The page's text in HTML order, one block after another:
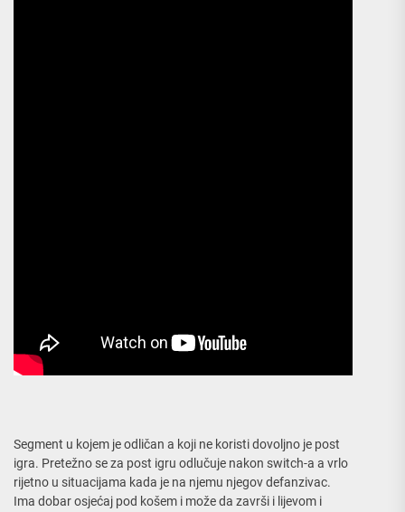
Segment u kojem je odličan a koji ne koristi dovoljno je post
igra. Pretežno se za post igru odlučuje nakon switch-a a vrlo
rijetno u situacijama kada je na njemu njegov defanzivac.
Ima dobar osjećaj pod košem i može da završi i lijevom i